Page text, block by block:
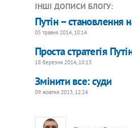
ІНШІ ДОПИСИ БЛОГУ:
Путін – становлення
05 травня 2014, 10:14
Проста стратегія
18 березня 2014, 10:13
Змінити все: суди
09 жовтня 2013, 12:24